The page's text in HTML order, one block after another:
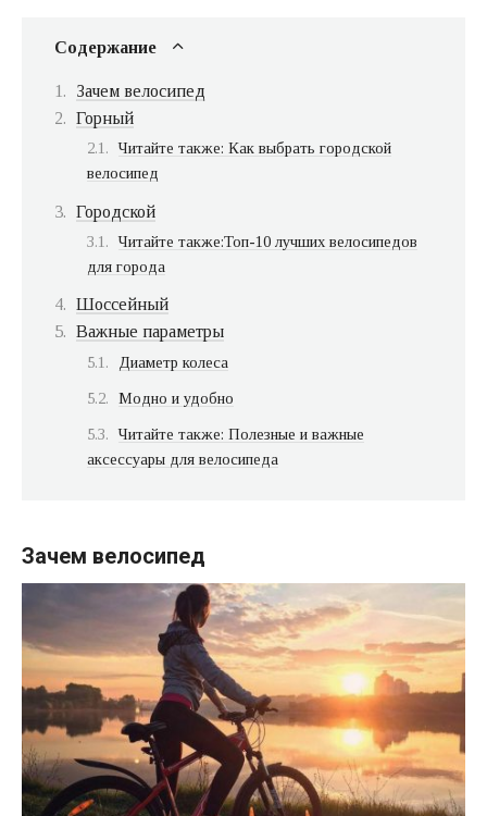
Содержание
Зачем велосипед
Горный
Читайте также: Как выбрать городской
велосипед
Городской
Читайте также:Топ-10 лучших велосипедов
для города
Шоссейный
Важные параметры
Диаметр колеса
Модно и удобно
Читайте также: Полезные и важные
аксессуары для велосипеда
Зачем велосипед